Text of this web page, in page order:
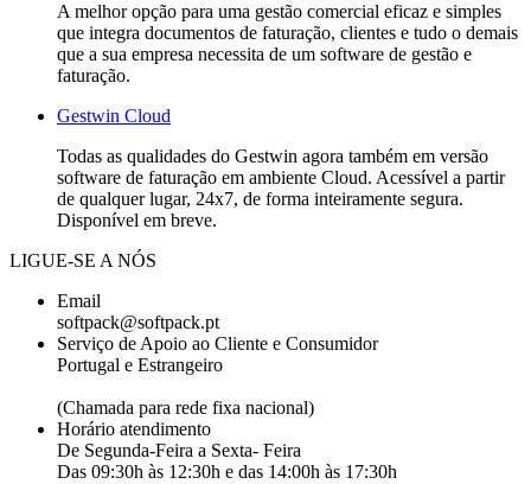
A melhor opção para uma gestão comercial eficaz e simples
que integra documentos de faturação, clientes e tudo o demais
que a sua empresa necessita de um software de gestão e
faturação.
Gestwin Cloud
Todas as qualidades do Gestwin agora também em versão
software de faturação em ambiente Cloud. Acessível a partir
de qualquer lugar, 24x7, de forma inteiramente segura.
Disponível em breve.
LIGUE-SE A NÓS
Email
softpack@softpack.pt
Serviço de Apoio ao Cliente e Consumidor
Portugal e Estrangeiro
(Chamada para rede fixa nacional)
Horário atendimento
De Segunda-Feira a Sexta- Feira
Das 09:30h às 12:30h e das 14:00h às 17:30h